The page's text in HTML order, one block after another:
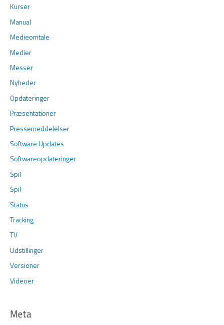
Kurser
Manual
Medieomtale
Medier
Messer
Nyheder
Opdateringer
Præsentationer
Pressemeddelelser
Software Updates
Softwareopdateringer
Spil
Spil
Status
Tracking
TV
Udstillinger
Versioner
Videoer
Meta